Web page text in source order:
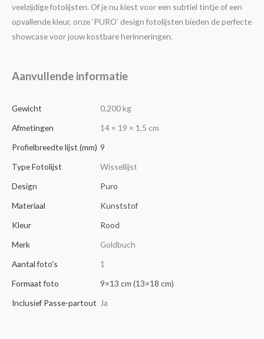
veelzijdige fotolijsten. Of je nu kiest voor een subtiel tintje of een
opvallende kleur, onze ‘PURO’ design fotolijsten bieden de perfecte
showcase voor jouw kostbare herinneringen.
Aanvullende informatie
Gewicht
0,200 kg
Afmetingen
14 × 19 × 1,5 cm
Profielbreedte lijst (mm) 9
Type Fotolijst
Wissellijst
Design
Puro
Materiaal
Kunststof
Kleur
Rood
Merk
Goldbuch
Aantal foto's
1
Formaat foto
9×13 cm (13×18 cm)
Inclusief Passe-partout Ja